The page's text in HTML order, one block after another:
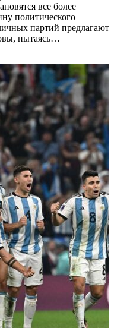
все более
политического
партий предлагают
пытаясь…